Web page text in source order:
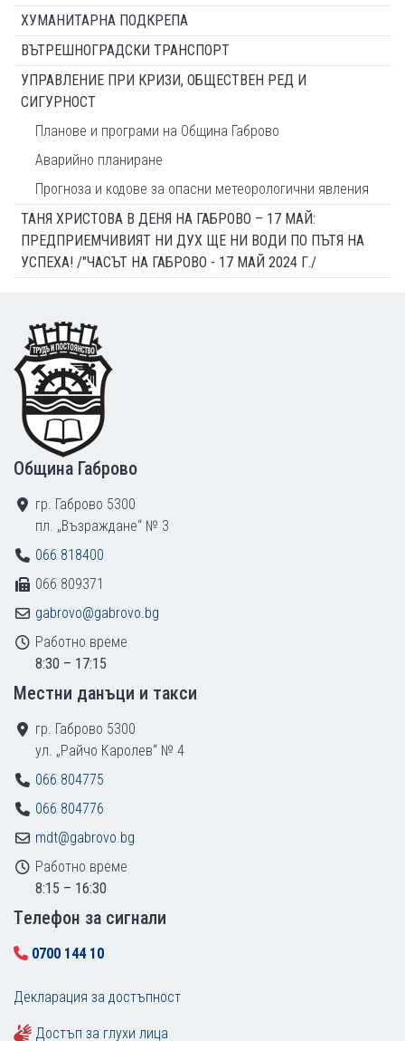
ХУМАНИТАРНА ПОДКРЕПА
ВЪТРЕШНОГРАДСКИ ТРАНСПОРТ
УПРАВЛЕНИЕ ПРИ КРИЗИ, ОБЩЕСТВЕН РЕД И
СИГУРНОСТ
Планове и програми на Община Габрово
Аварийно планиране
Прогноза и кодове за опасни метеорологични явления
ТАНЯ ХРИСТОВА В ДЕНЯ НА ГАБРОВО – 17 МАЙ:
ПРЕДПРИЕМЧИВИЯТ НИ ДУХ ЩЕ НИ ВОДИ ПО ПЪТЯ НА
УСПЕХА! /"ЧАСЪТ НА ГАБРОВО - 17 МАЙ 2024 Г./
Footer
Община Габрово
гр. Габрово 5300
пл. „Възраждане“ № 3
066 818400
066 809371
gabrovo@gabrovo.bg
Работно време
8:30 – 17:15
Местни данъци и такси
гр. Габрово 5300
ул. „Райчо Каролев“ № 4
066 804775
066 804776
mdt@gabrovo.bg
Работно време
8:15 – 16:30
Tелефон за сигнали
0700 144 10
Декларация за достъпност
Достъп за глухи лица